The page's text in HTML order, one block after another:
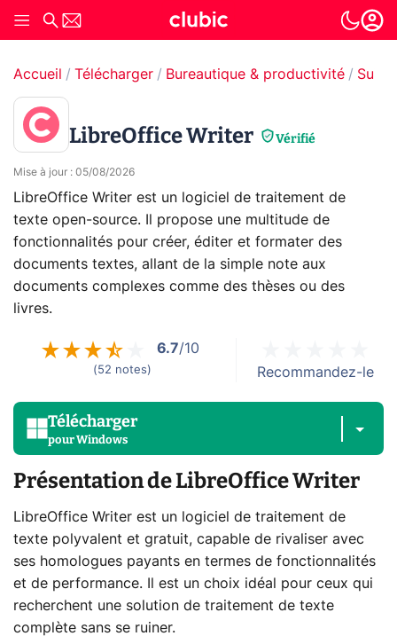
Accueil Télécharger Bureautique & productivité Suite
LibreOffice Writer Vérifié
Mise à jour : 05/08/2026
LibreOffice Writer est un logiciel de traitement de
texte open-source. Il propose une multitude de
fonctionnalités pour créer, éditer et formater des
documents textes, allant de la simple note aux
documents complexes comme des thèses ou des
livres.
6.7/10
(52 notes) Recommandez-le
Télécharger
pourWindows
Présentation de LibreOffice Writer
LibreOffice Writer est un logiciel de traitement de
texte polyvalent et gratuit, capable de rivaliser avec
ses homologues payants en termes de fonctionnalités
et de performance. Il est un choix idéal pour ceux qui
recherchent une solution de traitement de texte
complète sans se ruiner.